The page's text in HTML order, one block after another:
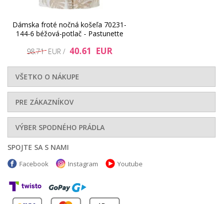
40.2 EUR
67.59 EUR
Dámska froté nočná košeľa 70231-
144-6 béžová-potlač - Pastunette
98.71 EUR / 40.61 EUR
VŠETKO O NÁKUPE
PRE ZÁKAZNÍKOV
VÝBER SPODNÉHO PRÁDLA
SPOJTE SA S NAMI
Facebook Instagram Youtube